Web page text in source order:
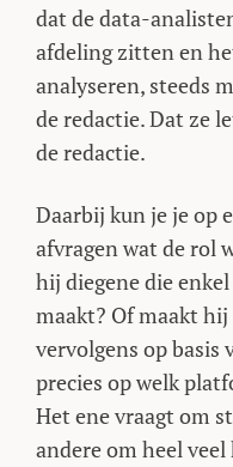
dat de data-
afdeling zitten en
analyseren, steeds
de redactie. Dat ze
de redactie.
Daarbij kun je je op
afvragen wat de rol
hij diegene die
maakt? Of maakt hij
vervolgens op basis
precies op welk
Het ene vraagt om
andere om heel